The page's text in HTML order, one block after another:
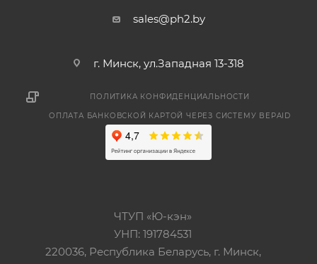
sales@ph2.by
г. Минск, ул.Западная 13-318
ПОЛИТИКА КОНФИДЕНЦИАЛЬНОСТИ
ОПЛАТА БАНКОВСКОЙ КАРТОЙ ЧЕРЕЗ СИСТЕМУ BEPAID
ЧТУП «Ю-кэн»
УНП: 191784531
220036, Республика Беларусь, г. Минск,